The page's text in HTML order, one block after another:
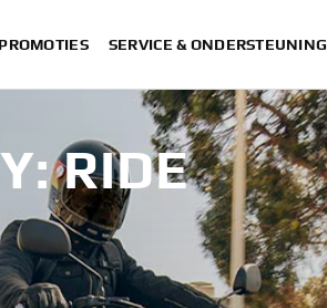
SERVICE & ONDERSTEUNING
RIDE